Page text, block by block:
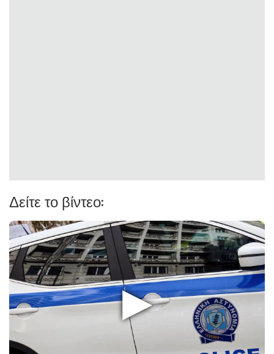
Δείτε το βίντεο:
▶